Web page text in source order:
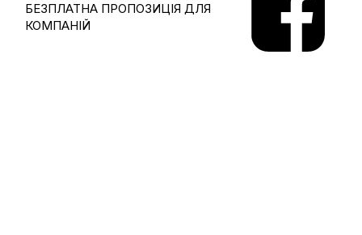
БЕЗПЛАТНА ПРОПОЗИЦІЯ ДЛЯ
КОМПАНІЙ